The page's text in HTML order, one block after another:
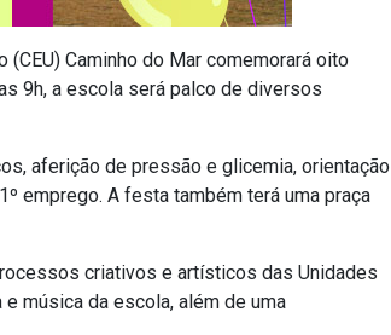
Caminho do Mar comemorará oito
9h, a escola será palco de diversos
aferição de pressão e glicemia, orientação
emprego. A festa também terá uma praça
criativos e artísticos das Unidades
música da escola, além de uma